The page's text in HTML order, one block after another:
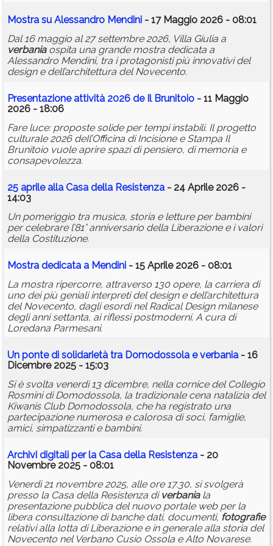
Mostra su Alessandro Mendini - 17 Maggio 2026 - 08:01
Dal 16 maggio al 27 settembre 2026, Villa Giulia a
verbaniaospita una grande mostra dedicata a
Alessandro Mendini, tra i protagonisti più innovativi del
design e dell’architettura del Novecento.
Presentazione attività 2026 de Il Brunitoio - 11 Maggio
2026 - 18:06
Fare luce: proposte solide per tempi instabili. Il progetto
culturale 2026 deIl’Officina di Incisione e Stampa Il
Brunitoio vuole aprire spazi di pensiero, di memoria e
consapevolezza.
25 aprile alla Casa della Resistenza - 24 Aprile 2026 -
14:03
Un pomeriggio tra musica, storia e letture per bambini
per celebrare l’81° anniversario della Liberazione e i valori
della Costituzione.
Mostra dedicata a Mendini - 15 Aprile 2026 - 08:01
La mostra ripercorre, attraverso 130 opere, la carriera di
uno dei più geniali interpreti del design e dell’architettura
del Novecento, dagli esordi nel Radical Design milanese
degli anni settanta, ai riflessi postmoderni. A cura di
Loredana Parmesani.
Un ponte di solidarietà tra Domodossola everbania - 16
Dicembre 2025 - 15:03
Si è svolta venerdì 13 dicembre, nella cornice del Collegio
Rosmini di Domodossola, la tradizionale cena natalizia del
Kiwanis Club Domodossola, che ha registrato una
partecipazione numerosa e calorosa di soci, famiglie,
amici, simpatizzanti e bambini.
Archivi digitali per la Casa della Resistenza - 20
Novembre 2025 - 08:01
Venerdì 21 novembre 2025, alle ore 17.30, si svolgerà
presso la Casa della Resistenza di verbaniala
presentazione pubblica del nuovo portale web per la
libera consultazione di banche dati, documenti, fotografie
relativi alla lotta di Liberazione e in generale alla storia del
Novecento nel Verbano Cusio Ossola e Alto Novarese.